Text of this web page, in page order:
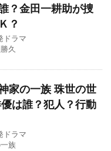
？金田一耕助が捜
？
ドラマ
久
家の一族 珠世の世
は誰？犯人？行動
ドラマ
族